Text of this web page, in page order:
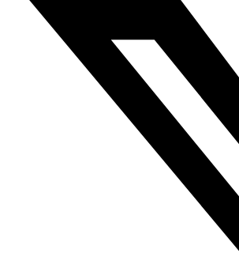
acabar con el Estado Islámico (Daesh)
real no público es reforzar y dar a
la oposición siria armada en su batalla
régimen de Damasco y cambiar los
sobre el terreno tras el gran avance de
ejército sirio en los aledaños norte y
sur de la provincia de Daraa gracias a
Arabia saudí vive al ritmo de dos
cualquier derrota política o simbólica
del régimen de Damasco después de
miles de millones y cinco años de